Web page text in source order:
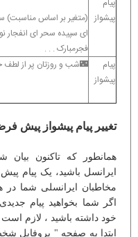
پیشواز (متغیر بر اساس مناسبت)
ای سپیده سحر ای انفجار
فجرمبارک . . .
پیام
پیشواز
🌃شب و روزتان پر از لطف
تغییر پیام پیشواز پیش
همانطور که تاکنون
ایرانسل باشید، یک پیام
مخاطبان ایرانسلی شما
اگر شما بخواهید پیام
خود داشته باشید ، لازم است
ابتدا به صفحه "